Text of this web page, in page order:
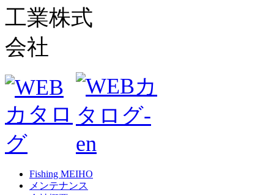
Fishing MEIHO
メンテナンス